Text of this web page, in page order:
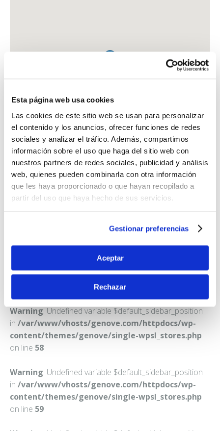
Esta página web usa cookies
Las cookies de este sitio web se usan para personalizar
el contenido y los anuncios, ofrecer funciones de redes
sociales y analizar el tráfico. Además, compartimos
información sobre el uso que haga del sitio web con
nuestros partners de redes sociales, publicidad y análisis
web, quienes pueden combinarla con otra información
que les haya proporcionado o que hayan recopilado a
partir del uso que haya hecho de sus servicios.
Gestionar preferencias
Aceptar
Rechazar
FARMACIA CINTAS FISICO, RAMON
C. MOLINO, 1
Warning: Undefined variable $default_sidebar_position
in /var/www/vhosts/genove.com/httpdocs/wp-
content/themes/genove/single-wpsl_stores.php
on line 58
Warning: Undefined variable $default_sidebar_position
in /var/www/vhosts/genove.com/httpdocs/wp-
content/themes/genove/single-wpsl_stores.php
on line 59